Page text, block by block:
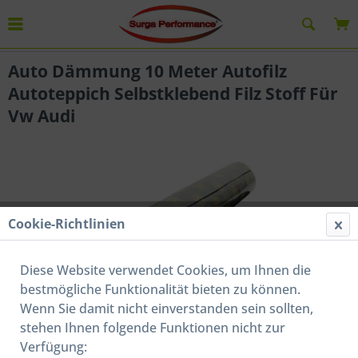
Anti-Dröhn-Matten
Auto Dämmung 10 Meter Autofilz
Autoteppich Selbstklebend Filz Stoff Für
Vw Audi
Cookie-Richtlinien
Diese Website verwendet Cookies, um Ihnen die
bestmögliche Funktionalität bieten zu können.
Wenn Sie damit nicht einverstanden sein sollten,
stehen Ihnen folgende Funktionen nicht zur
Verfügung: